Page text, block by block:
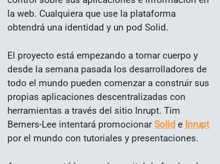
la web. Cualquiera que use la plataforma
obtendrá una identidad y un pod Solid.
El proyecto está empezando a tomar cuerpo y
desde la semana pasada los desarrolladores de
todo el mundo pueden comenzar a construir sus
propias aplicaciones descentralizadas con
herramientas a través del sitio Inrupt. Tim
Berners-Lee intentará promocionarSolid e Inrupt
por el mundo con tutoriales y presentaciones.